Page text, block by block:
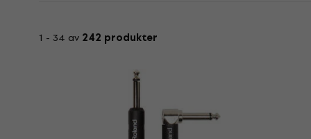
1 - 34 av 242 produkter